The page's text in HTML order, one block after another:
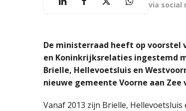
via social
De ministerraad heeft op voorstel
en Koninkrijksrelaties ingestemd
Brielle, Hellevoetsluis en
nieuwe gemeente Voorne aan Zee
Vanaf 2013 zijn Brielle,